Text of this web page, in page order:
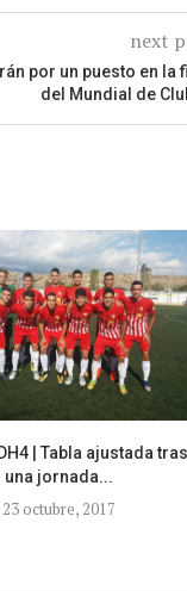
next
por un puesto en la
del Mundial de
| Tabla ajustada tras
una jornada...
23 octubre, 2017